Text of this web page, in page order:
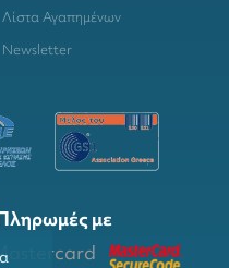
Λίστα Αγαπημένων
Newsletter
με